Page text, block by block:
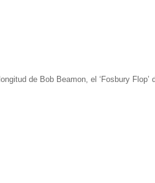
de Bob Beamon, el ‘Fosbury